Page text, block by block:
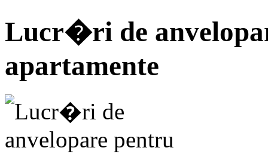
Lucr�ri de
apartamente